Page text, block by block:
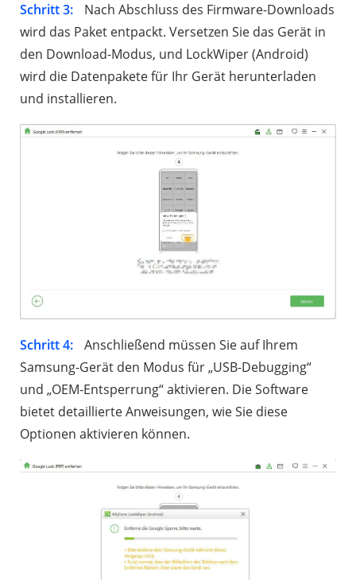
Schritt 3:
Nach Abschluss des Firmware-Downloads
wird das Paket entpackt. Versetzen Sie das Gerät in
den Download-Modus, und LockWiper (Android)
wird die Datenpakete für Ihr Gerät herunterladen
und installieren.
Schritt 4:
Anschließend müssen Sie auf Ihrem
Samsung-Gerät den Modus für „USB-Debugging“
und „OEM-Entsperrung“ aktivieren. Die Software
bietet detaillierte Anweisungen, wie Sie diese
Optionen aktivieren können.